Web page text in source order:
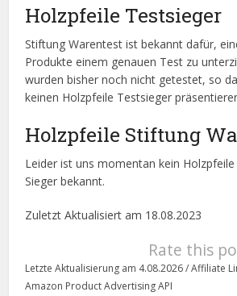
Holzpfeile Testsieger
Stiftung Warentest ist bekannt dafür,
Produkte einem genauen Test zu
wurden bisher noch nicht getestet, so
keinen Holzpfeile Testsieger
Holzpfeile Stiftung
Leider ist uns momentan kein
Sieger bekannt.
Zuletzt Aktualisiert am 18.08.2023
Rate this
Letzte Aktualisierung am 4.08.2026 / Affiliate
Amazon Product Advertising API